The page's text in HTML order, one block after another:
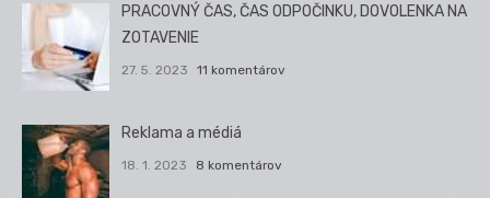
PRACOVNÝ ČAS, ČAS ODPOČINKU, DOVOLENKA NA
ZOTAVENIE
27. 5. 2023 11 komentárov
Reklama a médiá
18. 1. 2023 8 komentárov